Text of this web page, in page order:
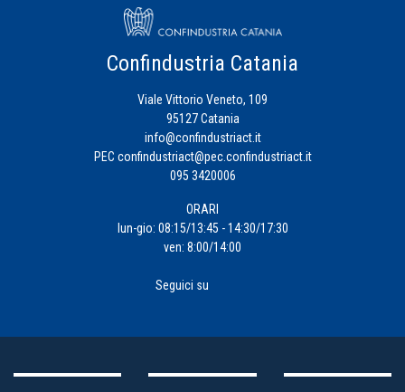
Confindustria Catania
Viale Vittorio Veneto, 109
95127 Catania
info@confindustriact.it
PEC confindustriact@pec.confindustriact.it
095 3420006
ORARI
lun-gio: 08:15/13:45 - 14:30/17:30
ven: 8:00/14:00
Seguici su